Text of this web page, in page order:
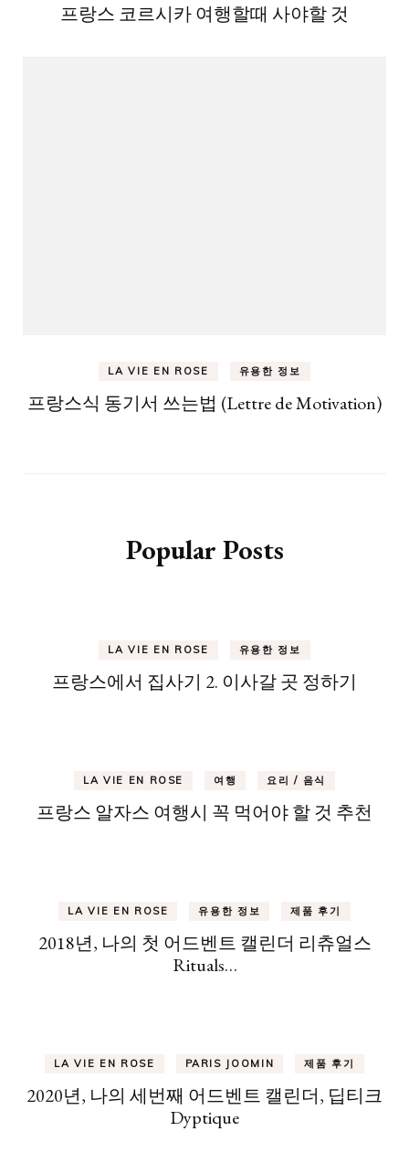
프랑스 코르시카 여행할때 사야할 것
LA VIE EN ROSE 유용한 정보
프랑스식 동기서 쓰는법 (Lettre de Motivation)
Popular Posts
LA VIE EN ROSE 유용한 정보
프랑스에서 집사기 2. 이사갈 곳 정하기
LA VIE EN ROSE 여행 요리 / 음식
프랑스 알자스 여행시 꼭 먹어야 할 것 추천
LA VIE EN ROSE 유용한 정보 제품 후기
2018년, 나의 첫 어드벤트 캘린더 리츄얼스
Rituals…
LA VIE EN ROSE PARIS JOOMIN 제품 후기
2020년, 나의 세번째 어드벤트 캘린더, 딥티크
Dyptique